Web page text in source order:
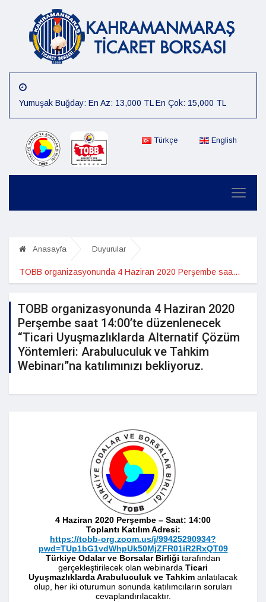
Yumuşak Buğday: En Az: 13,000 TL En Çok: 15,000 TL
Arpa: En Az: 15,000 TL En Çok: 16,000 TL
Mısır: En Az: 12,000 TL En Çok: 14,000 TL
Çiğit: En Az: 12,000 TL En Çok: 14,000 TL
Preseli Pamuk: En Az: 80,000 TL En Çok: 85,000 TL
Kütlü Pamuk: En Az: 40,000 TL En Çok: 45,000 TL
07.08.2026 Günlük Fiyat :Sert Buğday: En Az: 15,000 TL En
Türkçe English
Anasayfa Duyurular
TOBB organizasyonunda 4 Haziran 2020 Perşembe saat 14:00’te düzenlenecek “Ticari Uyuşmazlıklarda Alternatif Çözüm Yöntemleri: Arabuluculuk ve Tahkim Webinarı”na katılımınızı bekliyoruz.
TOBB organizasyonunda 4 Haziran 2020
Perşembe saat 14:00’te düzenlenecek
“Ticari Uyuşmazlıklarda Alternatif Çözüm
Yöntemleri: Arabuluculuk ve Tahkim
Webinarı”na katılımınızı bekliyoruz.
4 Haziran 2020 Perşembe – Saat: 14:00
Toplantı Katılım Adresi:
https://tobb-org.zoom.us/j/99425290934?
pwd=TUp1bG1vdWhpUk50MjZFR01iR2RxQT09
Türkiye Odalar ve Borsalar Birliği tarafından
gerçekleştirilecek olan webinarda Ticari
Uyuşmazlıklarda Arabuluculuk ve Tahkim anlatılacak
olup, her iki oturumun sonunda katılımcıların soruları
cevaplandırılacaktır.